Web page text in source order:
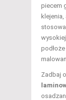
piecem
klejenia,
Zadbaj